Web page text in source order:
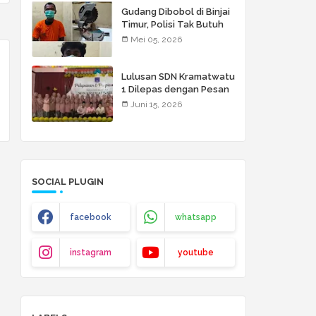
Gudang Dibobol di Binjai
Timur, Polisi Tak Butuh
Waktu Lama: Dua Pelaku
Mei 05, 2026
Lulusan SDN Kramatwatu
1 Dilepas dengan Pesan
Menyentuh: Raihlah
Juni 15, 2026
SOCIAL PLUGIN
facebook whatsapp
instagram youtube